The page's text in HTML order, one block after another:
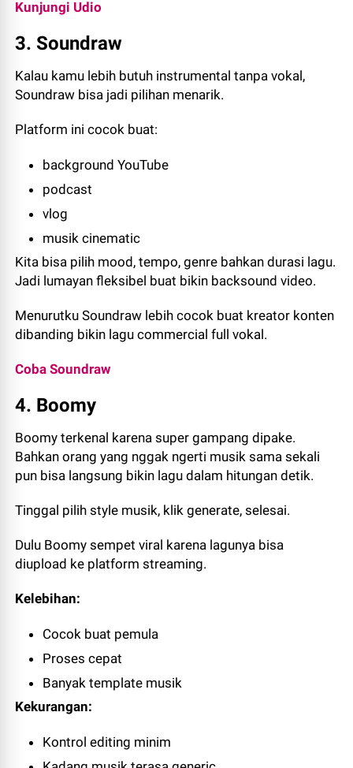
Kunjungi Udio
3. Soundraw
Kalau kamu lebih butuh instrumental tanpa vokal,
Soundraw bisa jadi pilihan menarik.
Platform ini cocok buat:
background YouTube
podcast
vlog
musik cinematic
Kita bisa pilih mood, tempo, genre bahkan durasi lagu.
Jadi lumayan fleksibel buat bikin backsound video.
Menurutku Soundraw lebih cocok buat kreator konten
dibanding bikin lagu commercial full vokal.
Coba Soundraw
4. Boomy
Boomy terkenal karena super gampang dipake.
Bahkan orang yang nggak ngerti musik sama sekali
pun bisa langsung bikin lagu dalam hitungan detik.
Tinggal pilih style musik, klik generate, selesai.
Dulu Boomy sempet viral karena lagunya bisa
diupload ke platform streaming.
Kelebihan:
Cocok buat pemula
Proses cepat
Banyak template musik
Kekurangan:
Kontrol editing minim